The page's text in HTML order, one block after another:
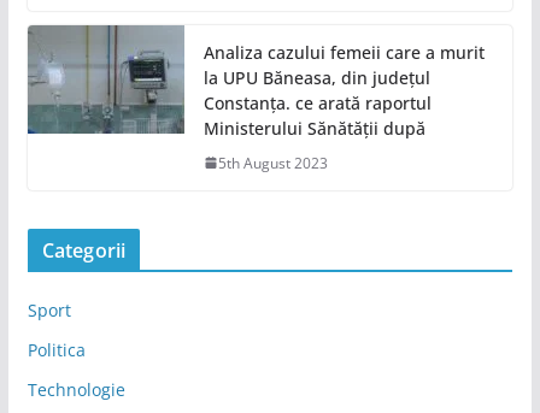
Analiza cazului femeii care a murit
la UPU Băneasa, din județul
Constanța. ce arată raportul
Ministerului Sănătății după
5th August 2023
Categorii
Sport
Politica
Technologie